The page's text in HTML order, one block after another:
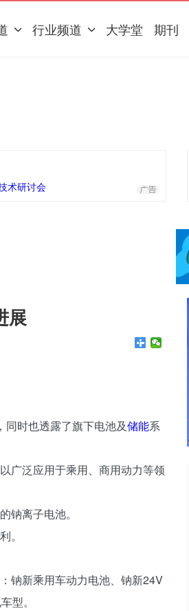
行业频道 大学堂 期刊
术研讨会
展
同时也透露了旗下电池及储能系
广泛应用于乘用、商用动力等领
钠离子电池。
。
钠新乘用车动力电池、钠新24V
型。